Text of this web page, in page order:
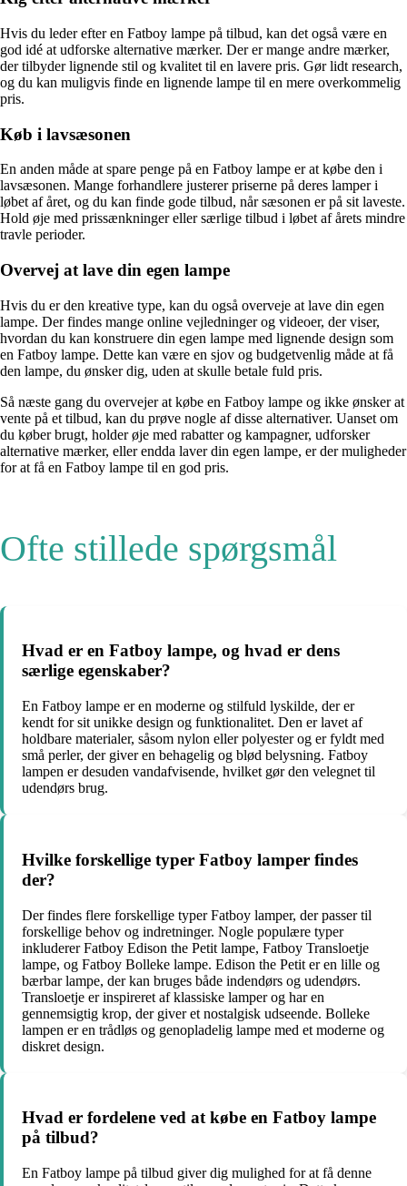
Hvis du leder efter en Fatboy lampe på tilbud, kan det også være en
god idé at udforske alternative mærker. Der er mange andre mærker,
der tilbyder lignende stil og kvalitet til en lavere pris. Gør lidt research,
og du kan muligvis finde en lignende lampe til en mere overkommelig
pris.
Køb i lavsæsonen
En anden måde at spare penge på en Fatboy lampe er at købe den i
lavsæsonen. Mange forhandlere justerer priserne på deres lamper i
løbet af året, og du kan finde gode tilbud, når sæsonen er på sit laveste.
Hold øje med prissænkninger eller særlige tilbud i løbet af årets mindre
travle perioder.
Overvej at lave din egen lampe
Hvis du er den kreative type, kan du også overveje at lave din egen
lampe. Der findes mange online vejledninger og videoer, der viser,
hvordan du kan konstruere din egen lampe med lignende design som
en Fatboy lampe. Dette kan være en sjov og budgetvenlig måde at få
den lampe, du ønsker dig, uden at skulle betale fuld pris.
Så næste gang du overvejer at købe en Fatboy lampe og ikke ønsker at
vente på et tilbud, kan du prøve nogle af disse alternativer. Uanset om
du køber brugt, holder øje med rabatter og kampagner, udforsker
alternative mærker, eller endda laver din egen lampe, er der muligheder
for at få en Fatboy lampe til en god pris.
Ofte stillede spørgsmål
Hvad er en Fatboy lampe, og hvad er dens
særlige egenskaber?
En Fatboy lampe er en moderne og stilfuld lyskilde, der er
kendt for sit unikke design og funktionalitet. Den er lavet af
holdbare materialer, såsom nylon eller polyester og er fyldt med
små perler, der giver en behagelig og blød belysning. Fatboy
lampen er desuden vandafvisende, hvilket gør den velegnet til
udendørs brug.
Hvilke forskellige typer Fatboy lamper findes
der?
Der findes flere forskellige typer Fatboy lamper, der passer til
forskellige behov og indretninger. Nogle populære typer
inkluderer Fatboy Edison the Petit lampe, Fatboy Transloetje
lampe, og Fatboy Bolleke lampe. Edison the Petit er en lille og
bærbar lampe, der kan bruges både indendørs og udendørs.
Transloetje er inspireret af klassiske lamper og har en
gennemsigtig krop, der giver et nostalgisk udseende. Bolleke
lampen er en trådløs og genopladelig lampe med et moderne og
diskret design.
Hvad er fordelene ved at købe en Fatboy lampe
på tilbud?
En Fatboy lampe på tilbud giver dig mulighed for at få denne